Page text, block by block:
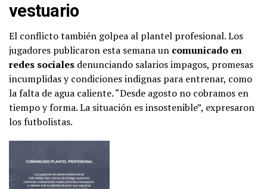
vestuario
El conflicto también golpea al plantel profesional. Los
jugadores publicaron esta semana un comunicado en
redes sociales denunciando salarios impagos, promesas
incumplidas y condiciones indignas para entrenar, como
la falta de agua caliente. “Desde agosto no cobramos en
tiempo y forma. La situación es insostenible”, expresaron
los futbolistas.